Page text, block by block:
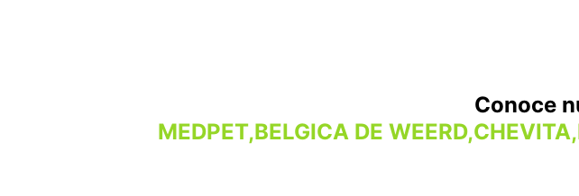
Conoce
MEDPET,BELGICA DE